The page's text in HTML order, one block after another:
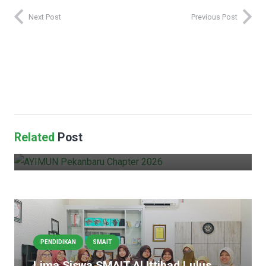
Next Post Previous Post
Related Post
Tunjukkan Kiprah Internasional pada
AYIMUN Pekanbaru Chapter 2026
PENDIDIKAN SMAIT